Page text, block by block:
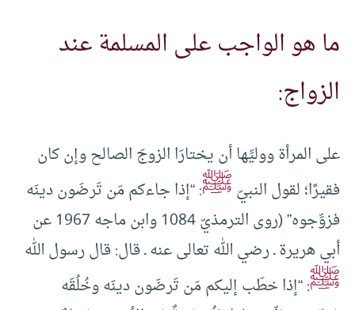
ما هو الواجب على المسلمة عند
الزواج:
على المرأة ووليِّها أن يختارَا الزوجَ الصالح وإن كان
فقيرًا؛ لقول النبيّﷺ: “إذا جاءكم مَن تَرضَون دينَه
فزوِّجوه” (روى الترمذيّ 1084 وابن ماجه 1967 عن
أبي هريرة ـ رضي الله تعالى عنه ـ قال: قال رسول الله
ﷺ: “إذا خطَب إليكم مَن تَرضَون دينَه وخُلُقَه